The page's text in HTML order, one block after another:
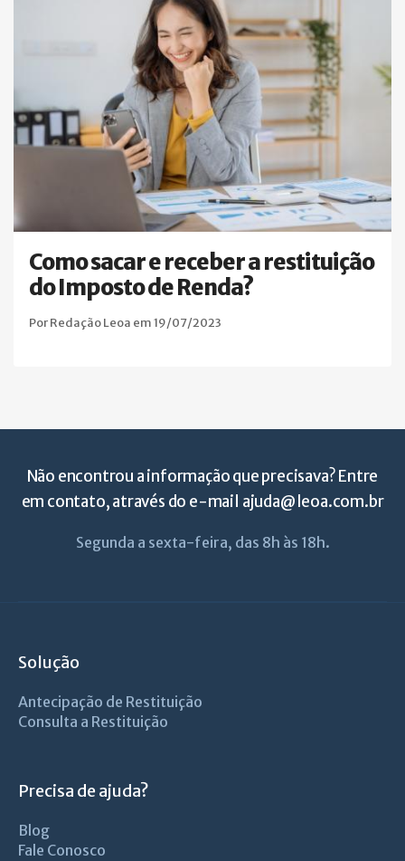
Como sacar e receber a restituição
do Imposto de Renda?
Por Redação Leoa em 19/07/2023
Não encontrou a informação que precisava? Entre
em contato, através do e-mail ajuda@leoa.com.br
Segunda a sexta-feira, das 8h às 18h.
Solução
Antecipação de Restituição
Consulta a Restituição
Precisa de ajuda?
Blog
Fale Conosco